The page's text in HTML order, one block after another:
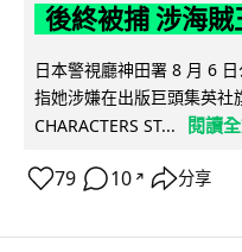
後終被捕 涉海
日本警視廳神田署 8 月 6
指她涉嫌在出版巨頭集英社
CHARACTERS ST...
閱讀
79 10 ↗ 分享